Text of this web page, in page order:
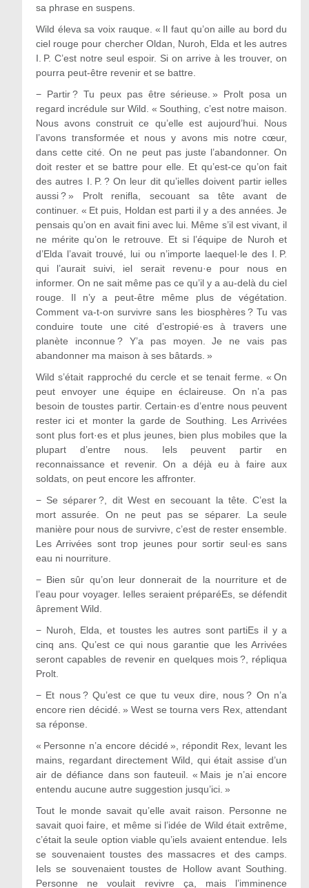
sa phrase en suspens.
Wild éleva sa voix rauque. « Il faut qu’on aille au bord du
ciel rouge pour chercher Oldan, Nuroh, Elda et les autres
I. P. C’est notre seul espoir. Si on arrive à les trouver, on
pourra peut-être revenir et se battre.
− Partir ? Tu peux pas être sérieuse. » Prolt posa un
regard incrédule sur Wild. « Southing, c’est notre maison.
Nous avons construit ce qu’elle est aujourd’hui. Nous
l’avons transformée et nous y avons mis notre cœur,
dans cette cité. On ne peut pas juste l’abandonner. On
doit rester et se battre pour elle. Et qu’est-ce qu’on fait
des autres I. P. ? On leur dit qu’ielles doivent partir ielles
aussi ? » Prolt renifla, secouant sa tête avant de
continuer. « Et puis, Holdan est parti il y a des années. Je
pensais qu’on en avait fini avec lui. Même s’il est vivant, il
ne mérite qu’on le retrouve. Et si l’équipe de Nuroh et
d’Elda l’avait trouvé, lui ou n’importe laequel·le des I. P.
qui l’aurait suivi, iel serait revenu·e pour nous en
informer. On ne sait même pas ce qu’il y a au-delà du ciel
rouge. Il n’y a peut-être même plus de végétation.
Comment va-t-on survivre sans les biosphères ? Tu vas
conduire toute une cité d’estropié·es à travers une
planète inconnue ? Y’a pas moyen. Je ne vais pas
abandonner ma maison à ses bâtards. »
Wild s’était rapproché du cercle et se tenait ferme. « On
peut envoyer une équipe en éclaireuse. On n’a pas
besoin de toustes partir. Certain·es d’entre nous peuvent
rester ici et monter la garde de Southing. Les Arrivées
sont plus fort·es et plus jeunes, bien plus mobiles que la
plupart d’entre nous. Iels peuvent partir en
reconnaissance et revenir. On a déjà eu à faire aux
soldats, on peut encore les affronter.
− Se séparer ?, dit West en secouant la tête. C’est la
mort assurée. On ne peut pas se séparer. La seule
manière pour nous de survivre, c’est de rester ensemble.
Les Arrivées sont trop jeunes pour sortir seul·es sans
eau ni nourriture.
− Bien sûr qu’on leur donnerait de la nourriture et de
l’eau pour voyager. Ielles seraient préparéEs, se défendit
âprement Wild.
− Nuroh, Elda, et toustes les autres sont partiEs il y a
cinq ans. Qu’est ce qui nous garantie que les Arrivées
seront capables de revenir en quelques mois ?, répliqua
Prolt.
− Et nous ? Qu’est ce que tu veux dire, nous ? On n’a
encore rien décidé. » West se tourna vers Rex, attendant
sa réponse.
« Personne n’a encore décidé », répondit Rex, levant les
mains, regardant directement Wild, qui était assise d’un
air de défiance dans son fauteuil. « Mais je n’ai encore
entendu aucune autre suggestion jusqu’ici. »
Tout le monde savait qu’elle avait raison. Personne ne
savait quoi faire, et même si l’idée de Wild était extrême,
c’était la seule option viable qu’iels avaient entendue. Iels
se souvenaient toustes des massacres et des camps.
Iels se souvenaient toustes de Hollow avant Southing.
Personne ne voulait revivre ça, mais l’imminence